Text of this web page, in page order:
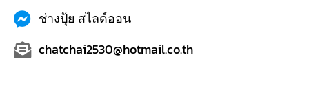
ช่างปุ้ย สไลด์ออน
chatchai2530@hotmail.co.th